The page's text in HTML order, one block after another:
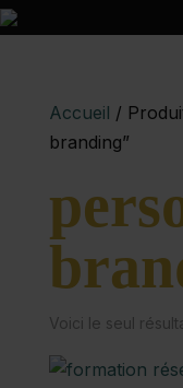
Accueil /
branding”
Voici le seul